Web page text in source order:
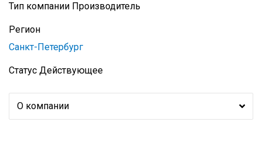
Тип компании Производитель
Регион
Санкт-Петербург
Статус Действующее
О компании